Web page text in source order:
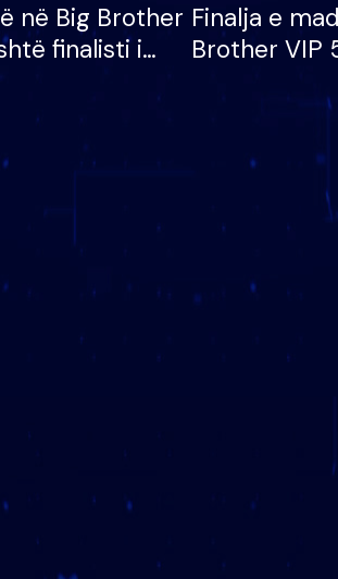
në Big Brother
finalisti i
shtëpinë
Finalja e
Brother VIP
banori i
dhe humb
të fituar